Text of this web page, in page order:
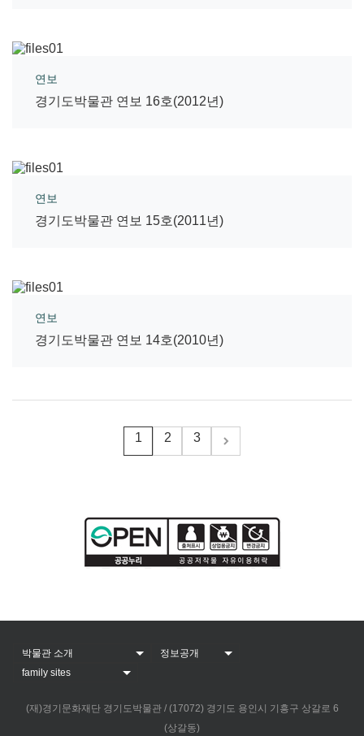
연보
경기도박물관 연보 16호(2012년)
연보
경기도박물관 연보 15호(2011년)
연보
경기도박물관 연보 14호(2010년)
1 2 3
(재)경기문화재단 경기도박물관 / (17072) 경기도 용인시 기흥구 상갈로 6
(상갈동)